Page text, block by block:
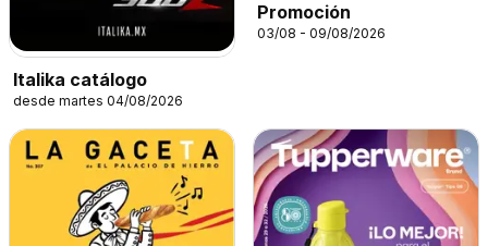
Italika catálogo
desde martes 04/08/2026
Promoción
03/08 - 09/08/2026